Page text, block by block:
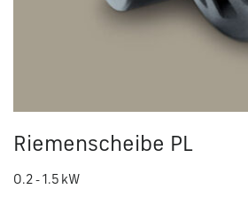
Riemenscheibe PL
0.2 - 1.5 kW